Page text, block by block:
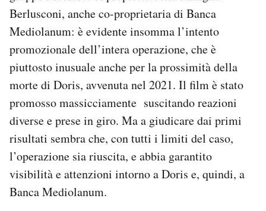
Berlusconi, anche co-proprietaria di Banca
Mediolanum: è evidente insomma l’intento
promozionale dell’intera operazione, che è
piuttosto inusuale anche per la prossimità della
morte di Doris, avvenuta nel 2021. Il film è stato
promosso massicciamente suscitando reazioni
diverse e prese in giro. Ma a giudicare dai primi
risultati sembra che, con tutti i limiti del caso,
l’operazione sia riuscita, e abbia garantito
visibilità e attenzioni intorno a Doris e, quindi, a
Banca Mediolanum.